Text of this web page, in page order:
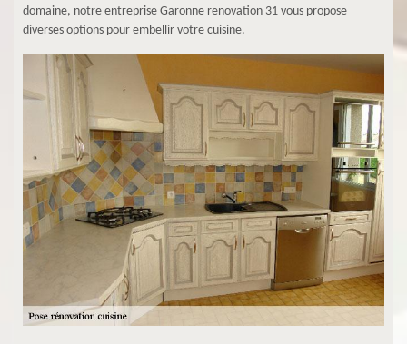
domaine, notre entreprise Garonne renovation 31 vous propose
diverses options pour embellir votre cuisine.